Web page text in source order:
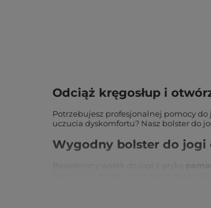
Odciąż kręgosłup i
Potrzebujesz profesjonalnej pomocy do
uczucia dyskomfortu? Nasz bolster do
Wygodny bolster do jogi